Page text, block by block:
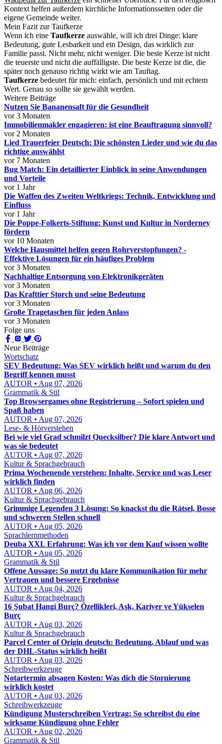
Kontext helfen außerdem kirchliche Informationsseiten oder die
eigene Gemeinde weiter.
Mein Fazit zur Taufkerze
Wenn ich eine Taufkerze auswähle, will ich drei Dinge: klare
Bedeutung, gute Lesbarkeit und ein Design, das wirklich zur
Familie passt. Nicht mehr, nicht weniger. Die beste Kerze ist nicht
die teuerste und nicht die auffälligste. Die beste Kerze ist die, die
später noch genauso richtig wirkt wie am Tauftag.
Taufkerze bedeutet für mich: einfach, persönlich und mit echtem
Wert. Genau so sollte sie gewählt werden.
Weitere Beiträge
Nutzen Sie Bananensaft für die Gesundheit
vor 3 Monaten
Immobilienmakler engagieren: ist eine Beauftragung sinnvoll?
vor 2 Monaten
Lied Trauerfeier Deutsch: Die schönsten Lieder und wie du das
richtige auswählst
vor 7 Monaten
Bug Match: Ein detaillierter Einblick in seine Anwendungen
und Vorteile
vor 1 Jahr
Die Waffen des Zweiten Weltkriegs: Technik, Entwicklung und
Einfluss
vor 1 Jahr
Die Poppe-Folkerts-Stiftung: Kunst und Kultur in Norderney
fördern
vor 10 Monaten
Welche Hausmittel helfen gegen Rohrverstopfungen? -
Effektive Lösungen für ein häufiges Problem
vor 3 Monaten
Nachhaltige Entsorgung von Elektronikgeräten
vor 3 Monaten
Das Krafttier Storch und seine Bedeutung
vor 3 Monaten
Große Tragetaschen für jeden Anlass
vor 3 Monaten
Folge uns
Neue Beiträge
Wortschatz
SEV Bedeutung: Was SEV wirklich heißt und warum du den
Begriff kennen musst
AUTOR • Aug 07, 2026
Grammatik & Stil
Top Browsergames ohne Registrierung – Sofort spielen und
Spaß haben
AUTOR • Aug 07, 2026
Lese- & Hörverstehen
Bei wie viel Grad schmilzt Quecksilber? Die klare Antwort und
was sie bedeutet
AUTOR • Aug 07, 2026
Kultur & Sprachgebrauch
Prima Wochenende verstehen: Inhalte, Service und was Leser
wirklich finden
AUTOR • Aug 06, 2026
Kultur & Sprachgebrauch
Grimmige Legenden 3 Lösung: So knackst du die Rätsel, Bosse
und schweren Stellen schnell
AUTOR • Aug 05, 2026
Sprachlernmethoden
Deuba XXL Erfahrung: Was ich vor dem Kauf wissen wollte
AUTOR • Aug 05, 2026
Grammatik & Stil
Offene Aussage: So nutzt du klare Kommunikation für mehr
Vertrauen und bessere Ergebnisse
AUTOR • Aug 04, 2026
Kultur & Sprachgebrauch
16 Şubat Hangi Burç? Özellikleri, Aşk, Kariyer ve Yükselen
Burç
AUTOR • Aug 03, 2026
Kultur & Sprachgebrauch
Parcel Center of Origin deutsch: Bedeutung, Ablauf und was
der DHL-Status wirklich heißt
AUTOR • Aug 03, 2026
Schreibwerkzeuge
Notartermin absagen Kosten: Was dich die Stornierung
wirklich kostet
AUTOR • Aug 03, 2026
Schreibwerkzeuge
Kündigung Musterschreiben Vertrag: So schreibst du eine
wirksame Kündigung ohne Fehler
AUTOR • Aug 02, 2026
Grammatik & Stil